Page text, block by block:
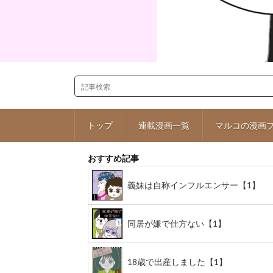
トップ 連載漫画一覧 マルコの漫画
おすすめ記事
義妹は自称インフルエンサー【1】
同居が嫌で仕方ない【1】
18歳で出産しました【1】